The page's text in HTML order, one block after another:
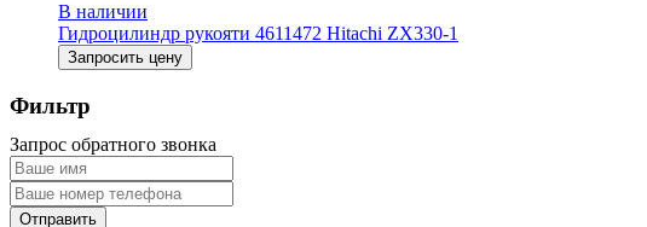
В наличии
Гидроцилиндр рукояти 4611472 Hitachi ZX330-1
Запросить цену
Фильтр
Запрос обратного звонка